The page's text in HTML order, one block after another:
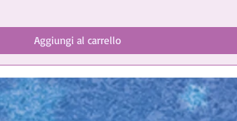
Aggiungi al carrello